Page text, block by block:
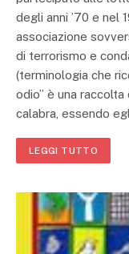
degli anni ’70 e nel
associazione
di terrorismo e
(terminologia che
odio” è una
calabra, essendo
LEGGI TUTTO